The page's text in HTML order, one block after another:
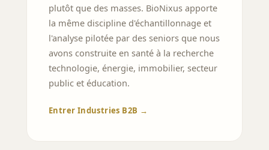
plutôt que des masses. BioNixus apporte
la même discipline d'échantillonnage et
l'analyse pilotée par des seniors que nous
avons construite en santé à la recherche
technologie, énergie, immobilier, secteur
public et éducation.
Entrer Industries B2B →